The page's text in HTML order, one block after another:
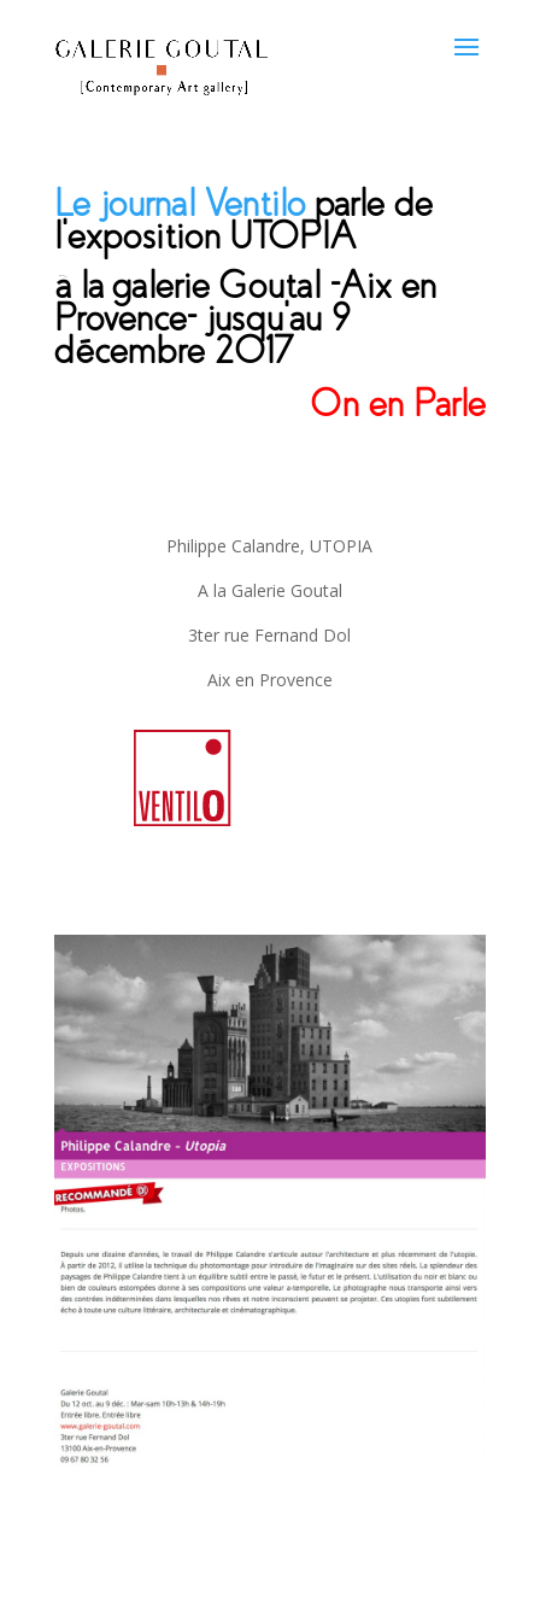
Le journal Ventiloparle de
l’exposition UTOPIA
à la galerie Goutal -Aix en
Provence- jusqu’au 9
décembre 2017
On en Parle
Philippe Calandre, UTOPIA
A la Galerie Goutal
3ter rue Fernand Dol
Aix en Provence